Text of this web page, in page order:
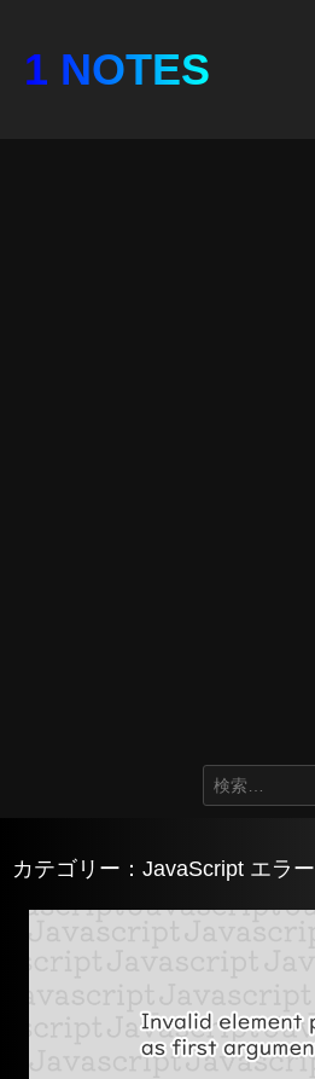
1 NOTES
カテゴリー：JavaScript エラー